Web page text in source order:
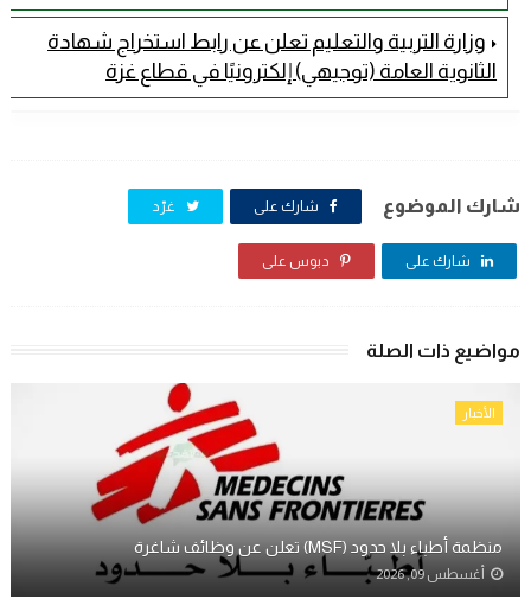
وزارة التربية والتعليم تعلن عن رابط استخراج شهادة
الثانوية العامة (توجيهي) إلكترونيًا في قطاع غزة
شارك الموضوع شارك على غرّد
شارك على دبوس على
مواضيع ذات الصلة
الأخبار
منظمة أطباء بلا حدود (MSF) تعلن عن وظائف شاغرة
أغسطس 09, 2026